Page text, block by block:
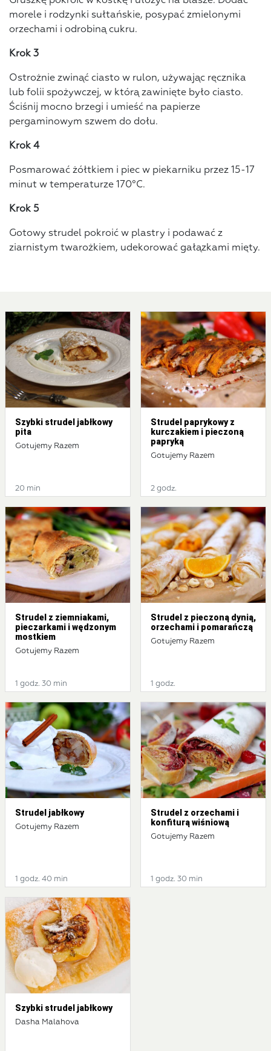
morele i rodzynki sułtańskie, posypać zmielonymi
orzechami i odrobiną cukru.
Krok 3
Ostrożnie zwinąć ciasto w rulon, używając ręcznika
lub folii spożywczej, w którą zawinięte było ciasto.
Ściśnij mocno brzegi i umieść na papierze
pergaminowym szwem do dołu.
Krok 4
Posmarować żółtkiem i piec w piekarniku przez 15-17
minut w temperaturze 170°C.
Krok 5
Gotowy strudel pokroić w plastry i podawać z
ziarnistym twarożkiem, udekorować gałązkami mięty.
Szybki strudel jabłkowy
pita
Gotujemy Razem
20 min
Strudel paprykowy z
kurczakiem i pieczoną
papryką
Gotujemy Razem
2 godz.
Strudel z ziemniakami,
pieczarkami i wędzonym
mostkiem
Gotujemy Razem
1 godz. 30 min
Strudel z pieczoną dynią,
orzechami i pomarańczą
Gotujemy Razem
1 godz.
Strudel jabłkowy
Gotujemy Razem
1 godz. 40 min
Strudel z orzechami i
konfiturą wiśniową
Gotujemy Razem
1 godz. 30 min
Szybki strudel jabłkowy
Dasha Malahova